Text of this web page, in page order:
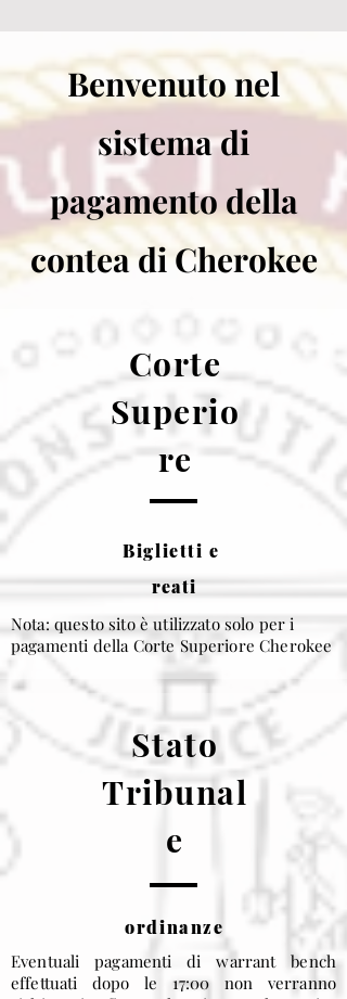
Benvenuto nel
sistema di
pagamento della
contea di Cherokee
Corte
Superio
re
Biglietti e
reati
Nota: questo sito è utilizzato solo per i
pagamenti della Corte Superiore Cherokee
Stato
Tribunal
e
ordinanze
Eventuali pagamenti di warrant bench
effettuati dopo le 17:00 non verranno